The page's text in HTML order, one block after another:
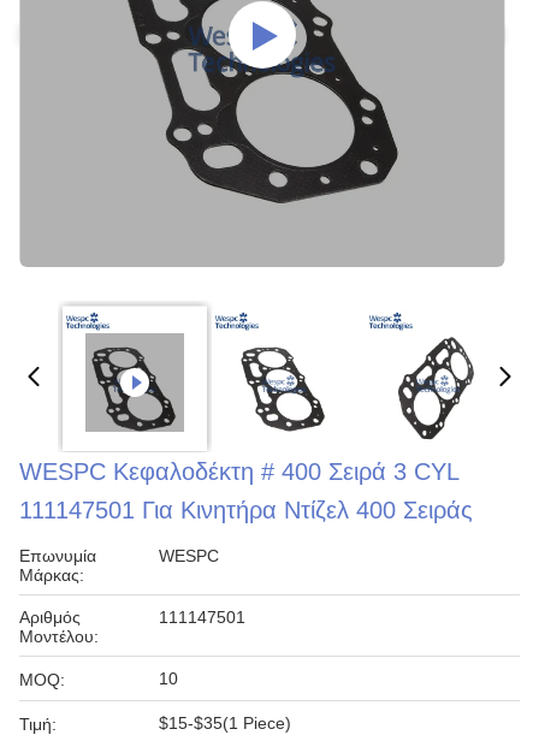
WESPC Κεφαλοδέκτη # 400 Σειρά 3 CYL
111147501 Για Κινητήρα Ντίζελ 400 Σειράς
Επωνυμία
Μάρκας:
WESPC
Αριθμός
Μοντέλου:
111147501
MOQ: 10
Τιμή: $15-$35(1 Piece)